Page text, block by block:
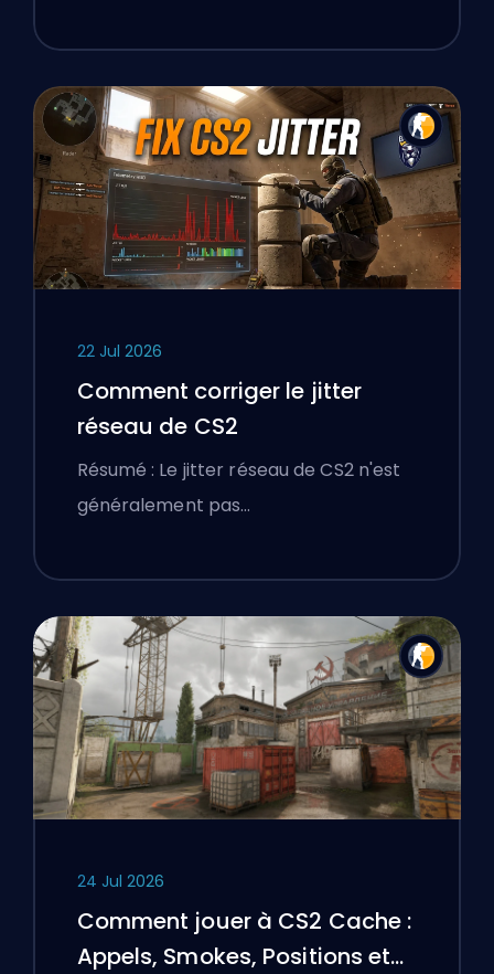
22 Jul 2026
Comment corriger le jitter
réseau de CS2
Résumé : Le jitter réseau de CS2 n'est
généralement pas…
24 Jul 2026
Comment jouer à CS2 Cache :
Appels, Smokes, Positions et